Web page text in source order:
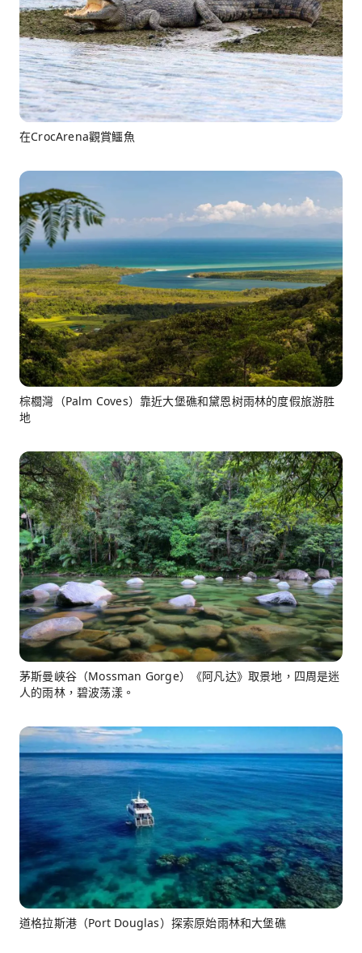
在CrocArena觀賞鱷魚
棕櫚灣（Palm Coves）靠近大堡礁和黛恩树雨林的度假旅游胜
地
茅斯曼峽谷（Mossman Gorge）《阿凡达》取景地，四周是迷
人的雨林，碧波荡漾。
道格拉斯港（Port Douglas）探索原始雨林和大堡礁